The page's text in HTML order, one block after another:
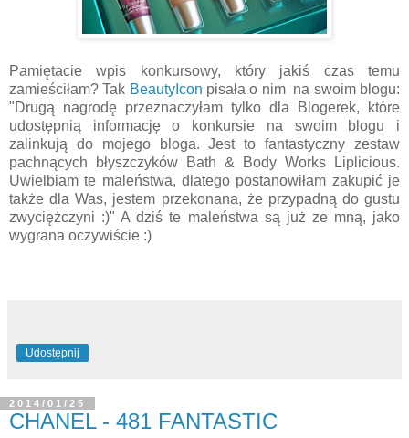
Pamiętacie wpis konkursowy, który jakiś czas temu
zamieściłam? Tak BeautyIcon pisała o nim na swoim blogu:
"Drugą nagrodę przeznaczyłam tylko dla Blogerek, które
udostępnią informację o konkursie na swoim blogu i
zalinkują do mojego bloga. Jest to fantastyczny zestaw
pachnących błyszczyków Bath & Body Works Liplicious.
Uwielbiam te maleństwa, dlatego postanowiłam zakupić je
także dla Was, jestem przekonana, że przypadną do gustu
zwyciężczyni :)" A dziś te maleństwa są już ze mną, jako
wygrana oczywiście :)
Udostępnij
2014/01/25
CHANEL - 481 FANTASTIC